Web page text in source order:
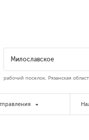
рабочий поселок, Рязанская